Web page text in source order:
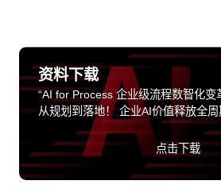
资料下载
“AI for Process 企业级流程数智化变
从规划到落地！ 企业AI价值释放全
点击下载